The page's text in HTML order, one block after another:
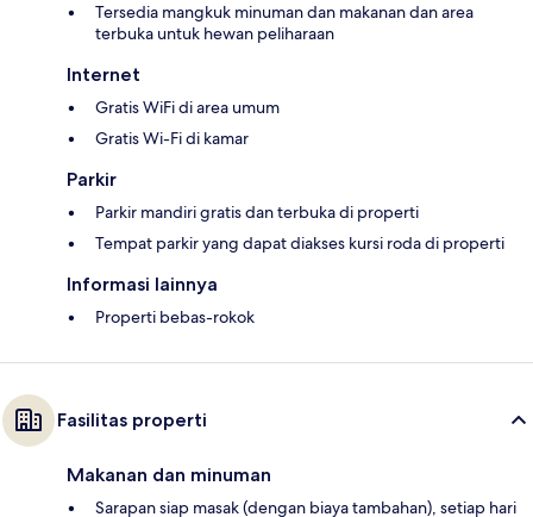
Tersedia mangkuk minuman dan makanan dan area
terbuka untuk hewan peliharaan
Internet
Gratis WiFi di area umum
Gratis Wi-Fi di kamar
Parkir
Parkir mandiri gratis dan terbuka di properti
Tempat parkir yang dapat diakses kursi roda di properti
Informasi lainnya
Properti bebas-rokok
Fasilitas properti
Makanan dan minuman
Sarapan siap masak (dengan biaya tambahan), setiap hari